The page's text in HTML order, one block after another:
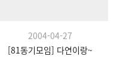
2004-04-27
[81동기모임] 다연이랑~